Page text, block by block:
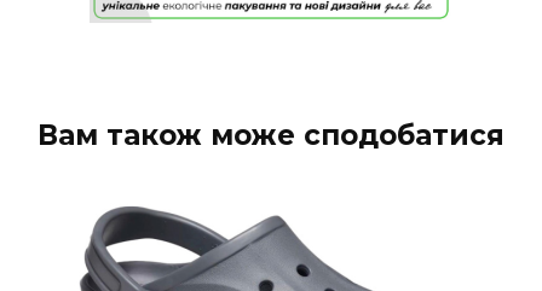
Вам також може сподобатися